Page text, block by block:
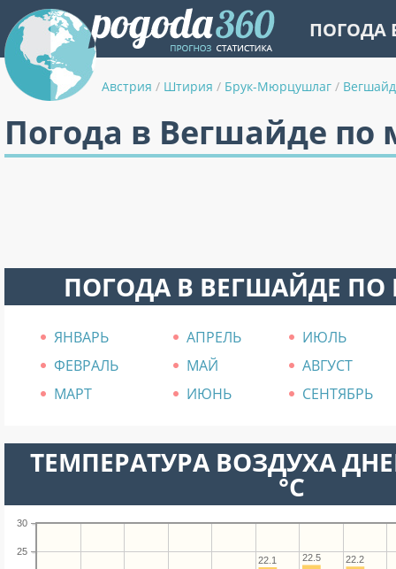
ПОГОДА
Австрия / Штирия / Брук-Мюрцушлаг / Вегшайд
Погода в Вегшайде по
ПОГОДА В ВЕГШАЙДЕ
ЯНВАРЬ АПРЕЛЬ
ИЮЛЬ
ФЕВРАЛЬ
МАЙ
АВГУСТ
МАРТ
ИЮНЬ СЕНТЯБРЬ
ТЕМПЕРАТУРА ВОЗДУХА
°C
25
30
22.2
22.5
22.1